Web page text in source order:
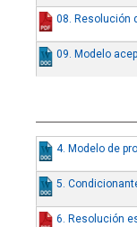
08. Resolución
09. Modelo
4. Modelo de
5.
6. Resolución